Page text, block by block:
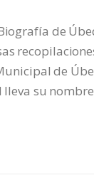
de
de
su